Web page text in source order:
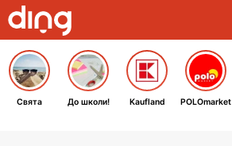
Свята До школи! Kaufland POLOmarket